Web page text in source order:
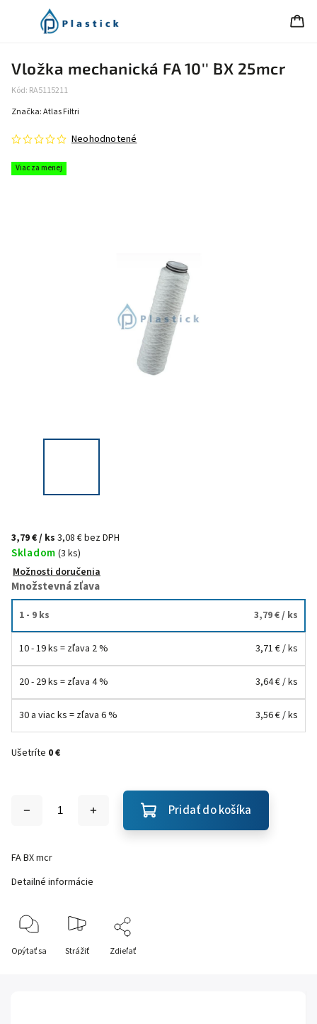
Vložka mechanická FA 10'' BX 25mcr
Kód: RA5115211
Viac za menej
Neohodnotené
Značka:Atlas Filtri
3,79 €/ ks 3,08 € bez DPH
Skladom (3 ks)
Možnosti doručenia
Množstevná zľava
1 - 9 ks 3,79 €/ ks
10 - 19 ks = zľava 2 % 3,71 €/ ks
20 - 29 ks = zľava 4 % 3,64 €/ ks
30 a viac ks = zľava 6 % 3,56 €/ ks
Ušetríte 0 €
Pridať do košíka
FA BX mcr
Detailné informácie
Opýtať sa Strážiť Zdieľať